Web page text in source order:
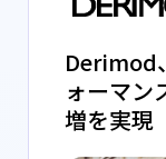
Derimod
ォーマン
増を実現